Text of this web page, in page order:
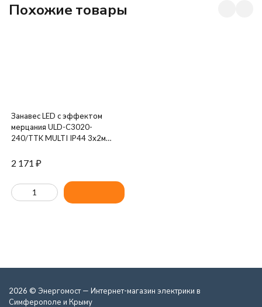
Похожие товары
Занавес LED с эффектом
мерцания ULD-C3020-
240/TTK MULTI IP44 3х2м
свет провод прозр. Uniel UL-
2 171 ₽
2026 © Энергомост — Интернет-магазин электрики в
Симферополе и Крыму